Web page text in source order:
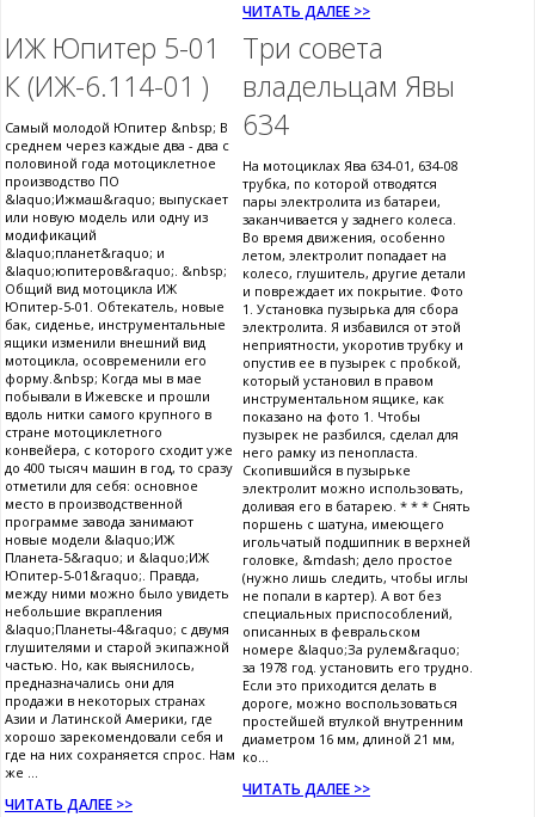
ЧИТАТЬ ДАЛЕЕ >>
ИЖ Юпитер 5-01
К (ИЖ-6.114-01 )
Самый молодой Юпитер &nbsp; В
среднем через каждые два - два с
половиной года мотоциклетное
производство ПО
&laquo;Ижмаш&raquo; выпускает
или новую модель или одну из
модификаций
&laquo;планет&raquo; и
&laquo;юпитеров&raquo;. &nbsp;
Общий вид мотоцикла ИЖ
Юпитер-5-01. Обтекатель, новые
бак, сиденье, инструментальные
ящики изменили внешний вид
мотоцикла, осовременили его
форму.&nbsp; Когда мы в мае
побывали в Ижевске и прошли
вдоль нитки самого крупного в
стране мотоциклетного
конвейера, с которого сходит уже
до 400 тысяч машин в год, то сразу
отметили для себя: основное
место в производственной
программе завода занимают
новые модели &laquo;ИЖ
Планета-5&raquo; и &laquo;ИЖ
Юпитер-5-01&raquo;. Правда,
между ними можно было увидеть
небольшие вкрапления
&laquo;Планеты-4&raquo; с двумя
глушителями и старой экипажной
частью. Но, как выяснилось,
предназначались они для
продажи в некоторых странах
Азии и Латинской Америки, где
хорошо зарекомендовали себя и
где на них сохраняется спрос. Нам
же ...
ЧИТАТЬ ДАЛЕЕ >>
Три совета
владельцам Явы
634
На мотоциклах Ява 634-01, 634-08
трубка, по которой отводятся
пары электролита из батареи,
заканчивается у заднего колеса.
Во время движения, особенно
летом, электролит попадает на
колесо, глушитель, другие детали
и повреждает их покрытие. Фото
1. Установка пузырька для сбора
электролита. Я избавился от этой
неприятности, укоротив трубку и
опустив ее в пузырек с пробкой,
который установил в правом
инструментальном ящике, как
показано на фото 1. Чтобы
пузырек не разбился, сделал для
него рамку из пенопласта.
Скопившийся в пузырьке
электролит можно использовать,
доливая его в батарею. * * * Снять
поршень с шатуна, имеющего
игольчатый подшипник в верхней
головке, &mdash; дело простое
(нужно лишь следить, чтобы иглы
не попали в картер). А вот без
специальных приспособлений,
описанных в февральском
номере &laquo;За рулем&raquo;
за 1978 год. установить его трудно.
Если это приходится делать в
дороге, можно воспользоваться
простейшей втулкой внутренним
диаметром 16 мм, длиной 21 мм,
ко...
ЧИТАТЬ ДАЛЕЕ >>